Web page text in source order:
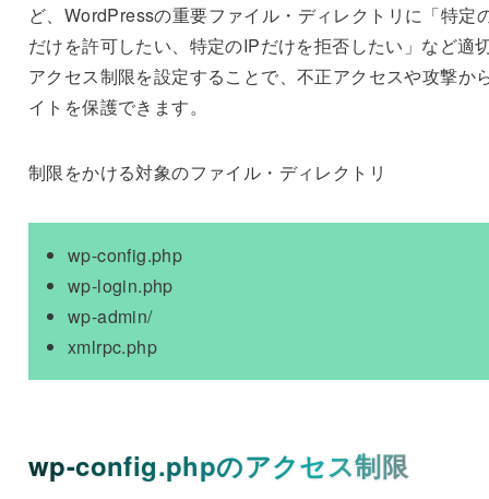
ど、WordPressの重要ファイル・ディレクトリに「特定
だけを許可したい、特定のIPだけを拒否したい」など適
アクセス制限を設定することで、不正アクセスや攻撃か
イトを保護できます。
制限をかける対象のファイル・ディレクトリ
wp-config.php
wp-login.php
wp-admin/
xmlrpc.php
wp-config.phpのアクセス制限